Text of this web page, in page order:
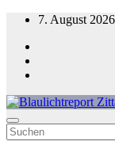
Zum
springen
7. August 2026
Blaulichtreport Zittau